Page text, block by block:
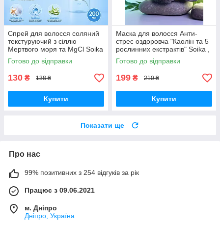
Спрей для волосся соляний
текстуруючий з сіллю
Мертвого моря та MgCl Soika
, 200 мл
Готово до відправки
130 ₴ 138 ₴
Купити
Маска для волосся Анти-
стрес оздоровча "Каолін та 5
рослинних екстрактів" Soika ,
300 мл
Готово до відправки
199 ₴ 210 ₴
Купити
Показати ще
Про нас
99% позитивних з 254 відгуків за рік
Працює з 09.06.2021
м. Дніпро
Дніпро, Україна